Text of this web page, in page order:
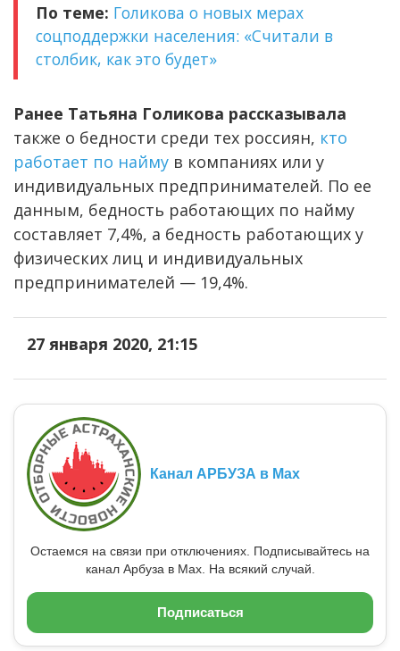
По теме: Голикова о новых мерах
соцподдержки населения: «Считали в
столбик, как это будет»
Ранее Татьяна Голикова рассказывала
также о бедности среди тех россиян, кто
работает по найму в компаниях или у
индивидуальных предпринимателей. По ее
данным, бедность работающих по найму
составляет 7,4%, а бедность работающих у
физических лиц и индивидуальных
предпринимателей — 19,4%.
27 января 2020, 21:15
Канал АРБУЗА в Max
Остаемся на связи при отключениях. Подписывайтесь на
канал Арбуза в Max. На всякий случай.
Подписаться